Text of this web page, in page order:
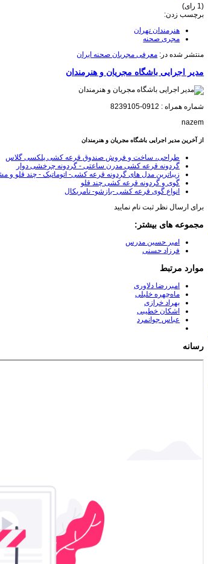
(1 رای)
برچسب زدن:
هنرمندان تهران
مجری صحنه
منتشر شده در: معرفی مجریان صحنه ایران
مدیر اجرایی باشگاه مجریان و هنرمندان
شماره همراه : 0912-8239105
nazem
از آخرین مدیر اجرایی باشگاه مجریان و هنرمندان
طراحی، ساخت و فروش صندوق قرعه کشی پلکسی گلاس
گردونه قرعه کشی مدرن ساعتی - گردونه چرخشی دوار
زیباترین مدل های گردونه قرعه کشی- اتوماتیک - چند قلو و
گوی و گردونه قرعه کشی چند قلو
انواع گوی قرعه کشی -بازشو- نامریکال
برای ارسال نظر ثبت نام نمایید
مجموعه های بیشتر:
امیر حسین مدرس
فرزاد حسنی
موارد مرتبط
امیررضا دلاوری
ماه‌چهره خلیلی
بهراد خرازی
اشکان خطیبی
عباس جوانمرد
رسانه